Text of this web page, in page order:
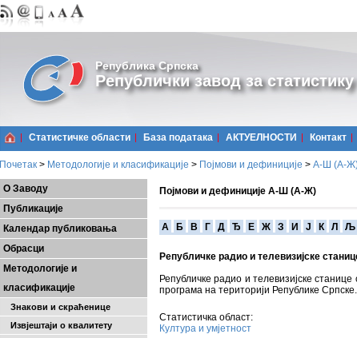
Република Српска
Републички завод за статистику
Статистичке области Базa података АКТУЕЛНОСТИ Контакт
Почетак > Методологије и класификације > Појмови и дефиниције > А-Ш (A-
О Заводу
Публикације
Календар публиковања
Обрасци
Методологије и
класификације
Знакови и скраћенице
Извјештаји о квалитету
Појмови и дефиниције А-Ш (А-Ж)
A Б В Г Д Ђ Е Ж З И Ј К Л Љ
Републичке радио и телевизијске
Републичке радио и телевизијске станице
програма на територији Републике Српске.
Статистичка област:
Култура и умјетност